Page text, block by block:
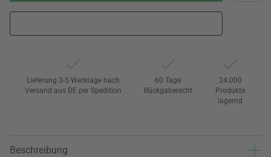
Lieferung 3-5 Werktage nach
Versand aus DE per Spedition
60 Tage
Rückgaberecht
24.000
Produkte
lagernd
Beschreibung